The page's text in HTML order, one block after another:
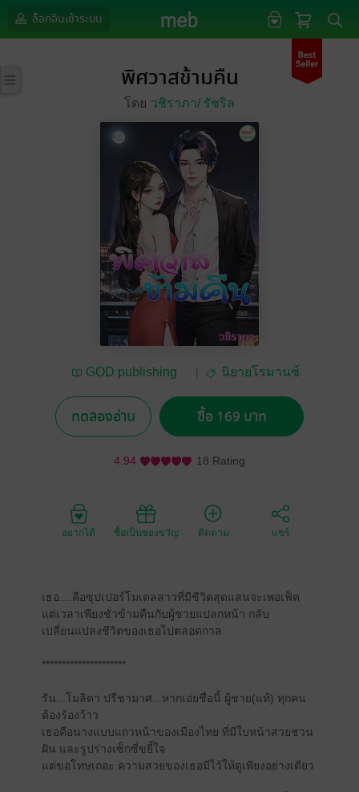
ล็อกอินเข้าระบบ
พิศวาสข้ามคืน
โดย วชิราภา/ รัชริล
GOD publishing
นิยายโรมานซ์
ทดลองอ่าน ซื้อ 169 บาท
4.94 18 Rating
อยากได้ ซื้อเป็นของขวัญ ติดตาม แชร์
เธอ....คือซุปเปอร์โมเดลสาวที่มีชีวิตสุดแสนจะเพอเฟ็ค
แต่เวลาเพียงชั่วข้ามคืนกับผู้ชายแปลกหน้า กลับ
เปลี่ยนแปลงชีวิตของเธอไปตลอดกาล
*********************
รัน...โมลิดา ปรีชามาศ...หากเอ่ยชื่อนี้ ผู้ชาย(แท้) ทุกคน
ต้องร้องว้าว
เธอคือนางแบบแถวหน้าของเมืองไทย ที่มีใบหน้าสวยชวน
ฝัน และรูปร่างเซ็กซี่ขยี้ใจ
แต่ขอโทษเถอะ ความสวยของเธอมีไว้ให้ดูเพียงอย่างเดียว